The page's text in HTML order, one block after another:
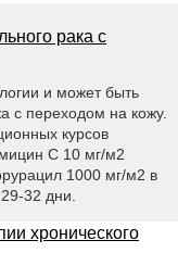
рака с
и может быть
с переходом на кожу.
курсов
С 10 мг/м2
1000 мг/м2 в
32 дни.
хронического